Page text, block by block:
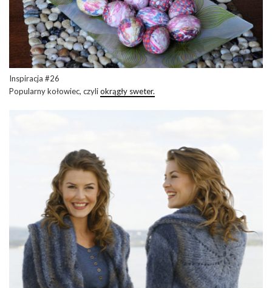
Inspiracja #26
Popularny kołowiec, czyliokrągły sweter.